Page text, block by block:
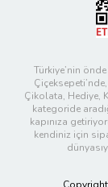
Türkiye’nin
Çikolata, Hediye,
kategoride
kapınıza
kendiniz için